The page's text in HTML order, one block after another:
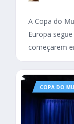
A Copa do
Europa
começarem
COPA DO